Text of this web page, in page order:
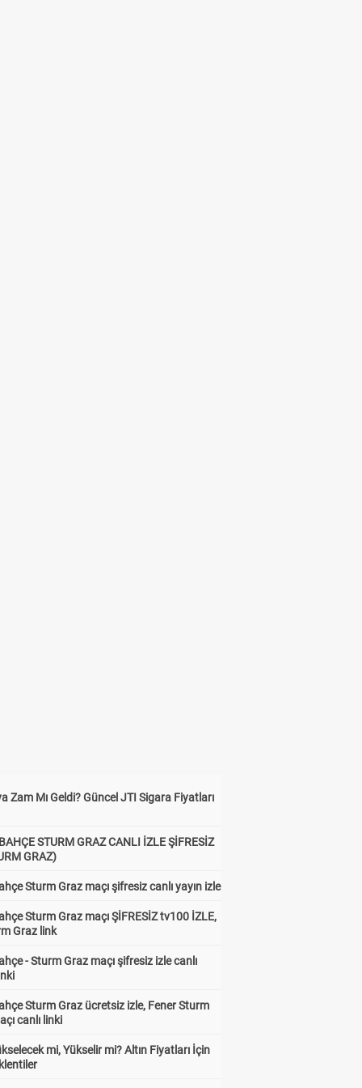
Zam Mı Geldi? Güncel JTI Sigara Fiyatları
STURM GRAZ CANLI İZLE ŞİFRESİZ
GRAZ)
Sturm Graz maçı şifresiz canlı yayın izle
Sturm Graz maçı ŞİFRESİZ tv100 İZLE,
Graz link
- Sturm Graz maçı şifresiz izle canlı
Sturm Graz ücretsiz izle, Fener Sturm
canlı linki
mi, Yükselir mi? Altın Fiyatları İçin